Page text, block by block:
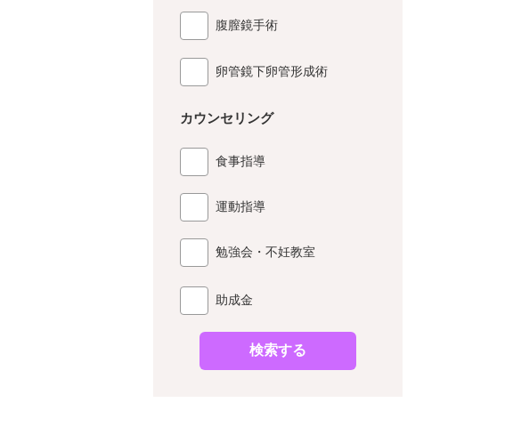
腹膣鏡手術
卵管鏡下卵管形成術
カウンセリング
食事指導
運動指導
勉強会・不妊教室
助成金
検索する